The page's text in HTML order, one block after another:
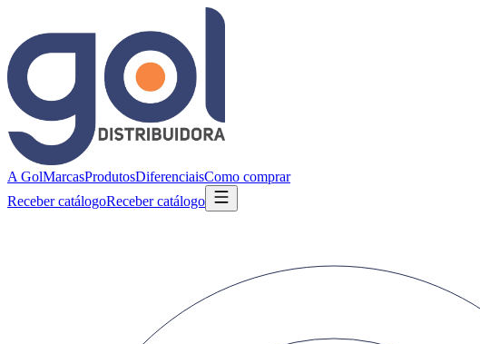
A GolMarcasProdutosDiferenciaisComo comprar
Receber catálogoReceber catálogo